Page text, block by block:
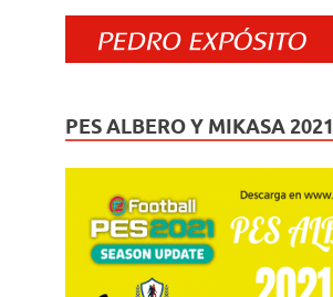
PES ALBERO Y MIKASA 2021